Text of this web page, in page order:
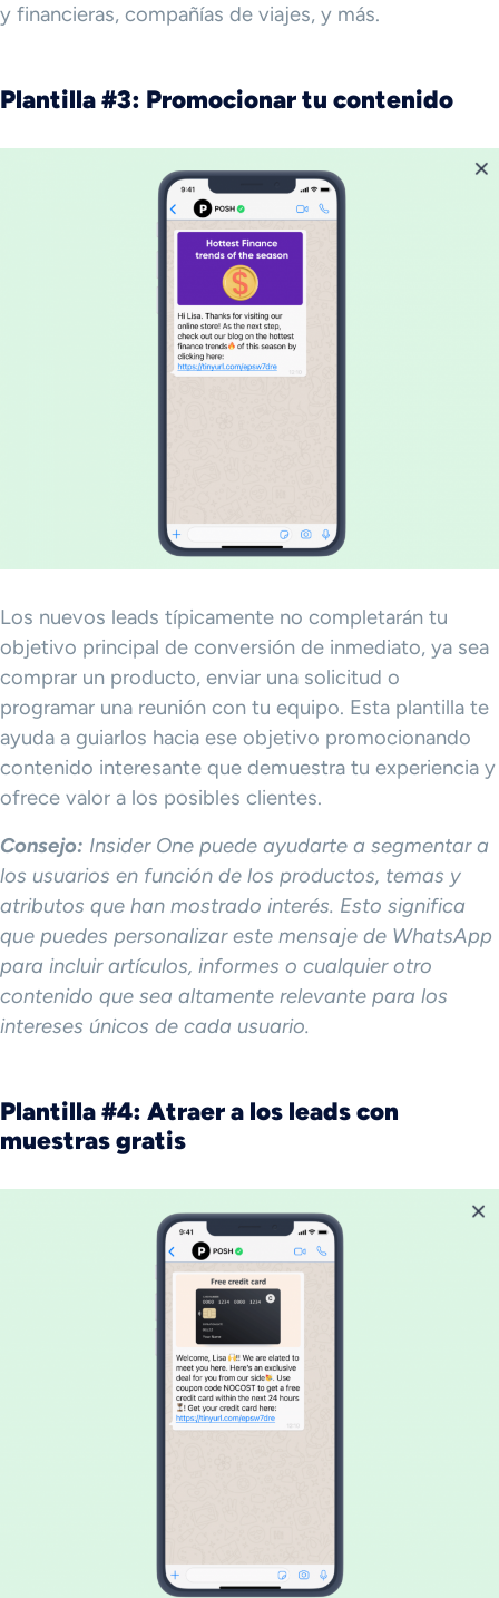
y financieras, compañías de viajes, y más.
Plantilla #3: Promocionar tu contenido
Los nuevos leads típicamente no completarán tu
objetivo principal de conversión de inmediato, ya sea
comprar un producto, enviar una solicitud o
programar una reunión con tu equipo. Esta plantilla te
ayuda a guiarlos hacia ese objetivo promocionando
contenido interesante que demuestra tu experiencia y
ofrece valor a los posibles clientes.
Consejo: Insider One puede ayudarte a segmentar a
los usuarios en función de los productos, temas y
atributos que han mostrado interés. Esto significa
que puedes personalizar este mensaje de WhatsApp
para incluir artículos, informes o cualquier otro
contenido que sea altamente relevante para los
intereses únicos de cada usuario.
Plantilla #4: Atraer a los leads con
muestras gratis